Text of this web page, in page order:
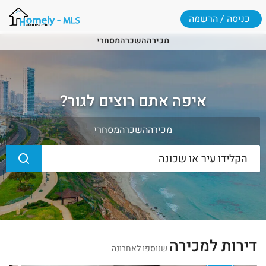
מכירההשכרהמסחרי
כניסה / הרשמה
איפה אתם רוצים לגור?
מכירההשכרהמסחרי
דירות למכירה שנוספו לאחרונה